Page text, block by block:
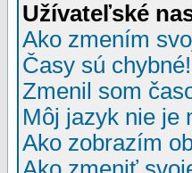
Užívateľské
Ako zmením
Časy sú chybné!
Zmenil som
Môj jazyk nie je
Ako zobrazím